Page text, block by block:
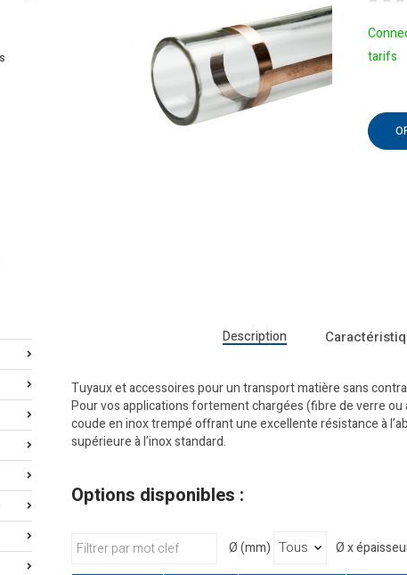
tarifs
Description
Tuyaux et accessoires pour un transport matière sans
Pour vos applications fortement chargées (fibre de verre ou
coude en inox trempé offrant une excellente résistance à
supérieure à l’inox standard.
Options disponibles :
Ø (mm) Ø x